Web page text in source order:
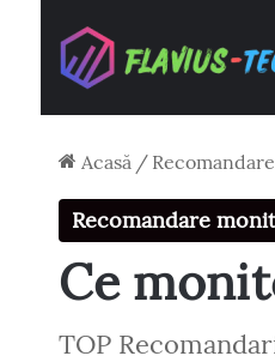
Acasă /
Recomandare
Ce
TOP